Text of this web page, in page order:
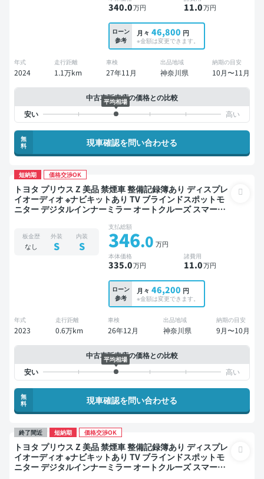
340.0万円 11.0万円
ローン
参考
月々 46,800 円
※金額は変更できます。
年式
2024
走行距離
1.1万km
車検
27年11月
出品地域
神奈川県
納期の目安
10月〜11月
中古車販売店の価格との比較
平均相場
無
料
現車確認を問い合わせる
短納期 価格交渉OK
トヨタ プリウス Z 美品 禁煙車 整備記録簿あり ディスプレ
イオーディオ ※ナビキットあり TV ブラインドスポットモ
ニター デジタルインナーミラー オートクルーズ スマート
ライブレコーダー 衝突軽減
板金歴
なし
外装
S
内装
S
支払総額
346.0 万円
本体価格
335.0万円
諸費用
11.0万円
ローン
参考
月々 46,200 円
※金額は変更できます。
年式
2023
走行距離
0.6万km
車検
26年12月
出品地域
神奈川県
納期の目安
9月〜10月
中古車販売店の価格との比較
平均相場
無
料
現車確認を問い合わせる
終了間近 短納期 価格交渉OK
トヨタ プリウス Z 美品 禁煙車 整備記録簿あり ディスプレ
イオーディオ ※ナビキットあり TV ブラインドスポットモ
ニター デジタルインナーミラー オートクルーズ スマート